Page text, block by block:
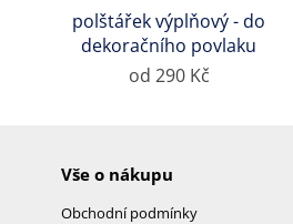
polštářek výplňový - do
dekoračního povlaku
od 290 Kč
Vše o nákupu
Obchodní podmínky